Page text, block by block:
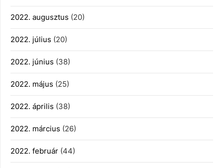
2022. augusztus (20)
2022. július (20)
2022. június (38)
2022. május (25)
2022. április (38)
2022. március (26)
2022. február (44)